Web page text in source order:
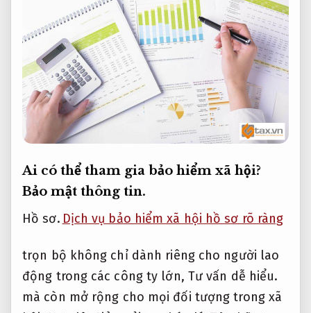
Ai có thể tham gia bảo hiểm xã hội?
Bảo mật thông tin.
Hồ sơ. Dịch vụ bảo hiểm xã hội hồ sơ rõ ràng
trọn bộ không chỉ dành riêng cho người lao
động trong các công ty lớn, Tư vấn dễ hiểu.
mà còn mở rộng cho mọi đối tượng trong xã